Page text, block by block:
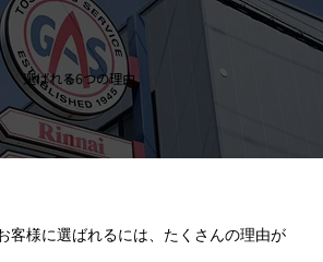
選ばれる6つの理由
客様に選ばれるには、たくさんの理由が